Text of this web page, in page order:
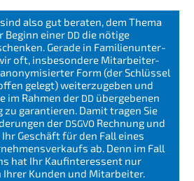
also gut beraten, dem Thema
Beginn einer DDdie nötige
Gerade in Famili­en­un­ter­
oft, insbe­son­de­re Mitar­bei­ter-
Form (der Schlüs­sel
gelegt) weiter­zu­ge­ben und
im Rahmen der DDüberge­be­nen
zu garan­tie­ren. Damit tragen Sie
der DSGVORechnung und
Geschäft für den Fall eines
ab. Denn im Fall
hat Ihr Kaufin­ter­es­sent nur
Kunden und Mitarbeiter.